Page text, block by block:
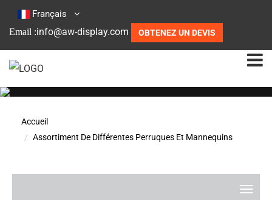
Français
Email :info@aw-display.com OBTENEZ UN DEVIS
Accueil
Assortiment De Différentes Perruques Et Mannequins
A